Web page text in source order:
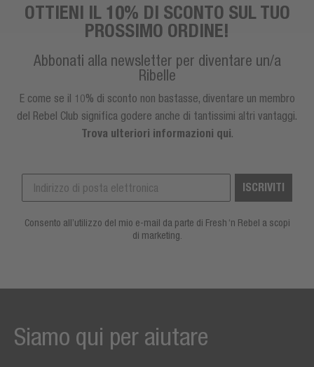
OTTIENI IL 10% DI SCONTO SUL TUO
PROSSIMO ORDINE!
Abbonati alla newsletter per diventare un/a
Ribelle
E come se il 10% di sconto non bastasse, diventare un membro
del Rebel Club significa godere anche di tantissimi altri vantaggi.
Trova ulteriori informazioni qui
ISCRIVITI
Consento all’utilizzo del mio e-mail da parte di Fresh ‘n Rebel a scopi
di marketing.
Siamo qui per aiutare